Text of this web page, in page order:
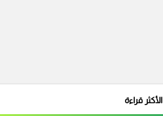
الأكثر قراءة